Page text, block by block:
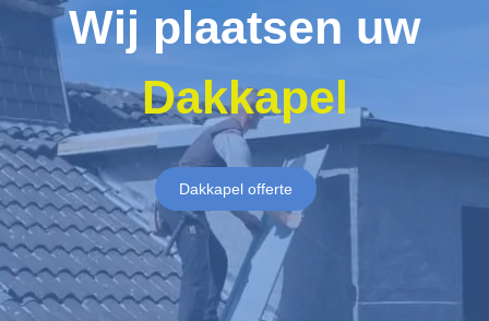
Wij plaatsen uw
Dakkapel
Dakkapel offerte